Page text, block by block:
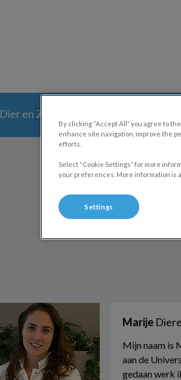
Dier en Zorg Plan
Marije
Mijn naam is
aan de
gedaan werk
By clicking “Accept All” you agree to
enhance site navigation, improve the
efforts.
Select “Cookie Settings” for more
your preferences. More information is
Settings